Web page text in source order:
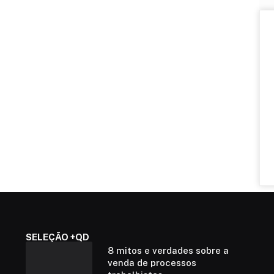
SELEÇÃO +QD
8 mitos e verdades sobre a
venda de processos